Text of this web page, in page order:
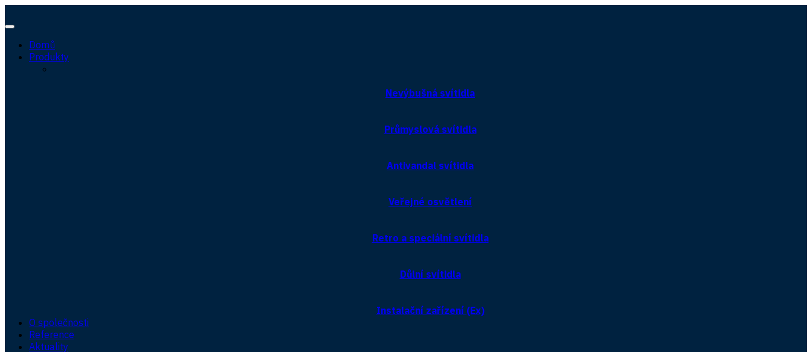
Domů
Produkty
Nevýbušná svítidla
Průmyslová svítidla
Antivandal svítidla
Veřejné osvětlení
Retro a speciální svítidla
Důlní svítidla
Instalační zařízení (Ex)
O společnosti
Reference
Aktuality